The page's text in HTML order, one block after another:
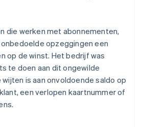
die werken met abonnementen,
onbedoelde opzeggingen een
op de winst. Het bedrijf was
te doen aan dit ongewilde
is aan onvoldoende saldo op
een verlopen kaartnummer of